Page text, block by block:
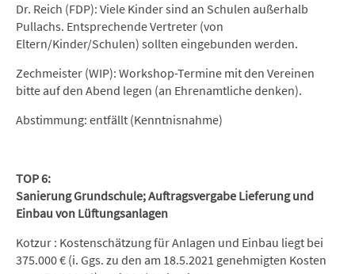
Dr. Reich (FDP): Viele Kinder sind an Schulen außerhalb
Pullachs. Entsprechende Vertreter (von
Eltern/Kinder/Schulen) sollten eingebunden werden.
Zechmeister (WIP): Workshop-Termine mit den Vereinen
bitte auf den Abend legen (an Ehrenamtliche denken).
Abstimmung: entfällt (Kenntnisnahme)
TOP 6:
Sanierung Grundschule; Auftragsvergabe Lieferung und
Einbau von Lüftungsanlagen
Kotzur : Kostenschätzung für Anlagen und Einbau liegt bei
375.000 € (i. Ggs. zu den am 18.5.2021 genehmigten Kosten